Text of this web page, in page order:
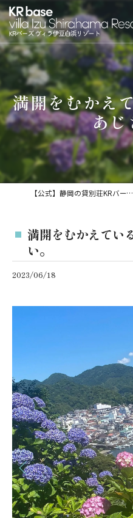
満開をむかえ
あじ
【公式】静岡の貸別荘KRバーズヴィラ伊豆白浜リゾート
満開をむかえてい
い。
2023/06/18